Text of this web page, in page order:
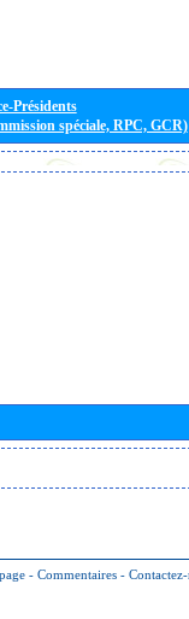
Présidents
spéciale, RPC, GCR)
- Commentaires -